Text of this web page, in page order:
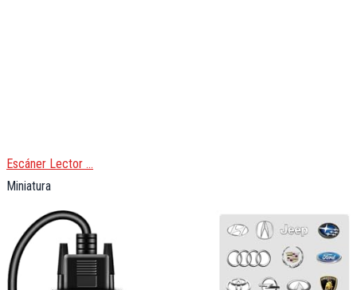
Escáner Lector …
Miniatura